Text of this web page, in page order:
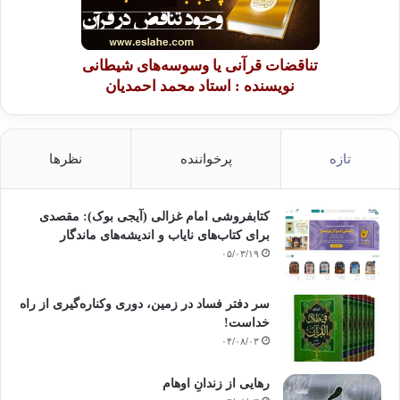
سخنانش به اینجا رسید بلند شد و فرمود:« سوگند به ذاتی که جانم در دست
لازم است که به نیکی امر و از منکر و بدی نهی کنید .0هر کسی را در حال
ارتکاب بدی و منکر دیدید،دستش را
بگیرید و به سوی راه راست بکشانید
سکوت و تعارف
نکنید و گر نه خداوند دلهای شما را از همدیگر متأ ثر خواهد کر د وشما را
نیز همانند بنی اسراییل لعنت و نفرین خواهد نمود »
مسری وبا
مانند ،در آغاز چند نفر ضعیف را مورد تهاجم
قرار می دهد .اگر آب و هوا خوب باشد
وتدابیر امنیتی و بهداشتی به خوبی رعایت شده باشد ،وبیمارانی که تحت تأثیر
بیماری بیماری قرار گرفته اند ، به موقع
درمان شوند ،بیماری شکل وبا پیدا نمی کند
وعموم مردم از آن محفوظ میمانند ؛
اما اگر پزشکان غفلت ورزند ،سازمان حفظ
بهداشت بی توجهی کند ؛ متولیان امر ، زباله ها و آلودگی ها را دفع
بیماری،آهسته و آرام در آب و هوا سرایت و آن قدر
تناقضات قرآنی یا وسوسه‌های شیطانی
نویسنده : استاد محمد احمدیان
تازه پرخواننده نظرها
کتابفروشی امام غزالی (آیجی بوک): مقصدی
برای کتاب‌های نایاب و اندیشه‌های ماندگار
۰۵/۰۳/۱۹
سر دفتر فساد در زمین‌، دوری وکناره‌گیری از راه
خداست‌!
۰۴/۰۸/۰۳
رهایی از زندانِ اوهام